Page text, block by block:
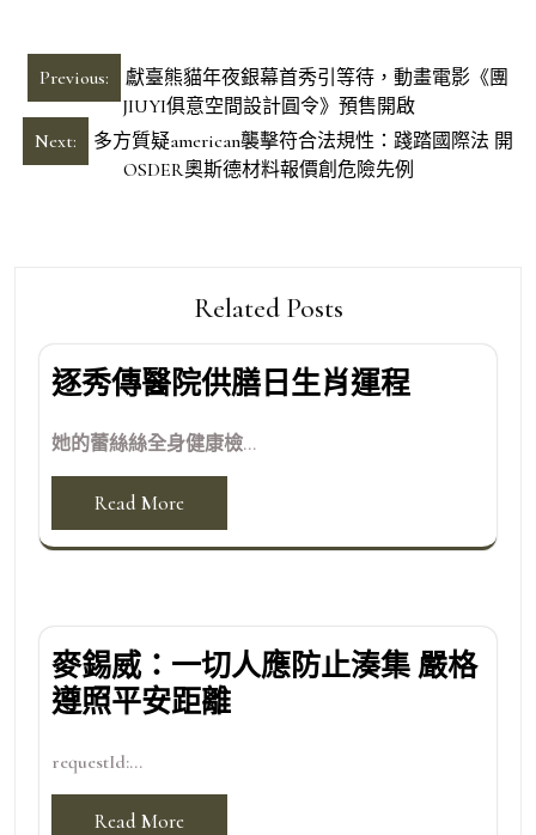
文
章
導
Previous:
獻臺熊貓年夜銀幕首秀引等待，動畫電影《團
JIUYI俱意空間設計圓令》預售開啟
Next:
多方質疑american襲擊符合法規性：踐踏國際法 開
OSDER奧斯德材料報價創危險先例
Related Posts
逐秀傳醫院供膳日生肖運程
她的蕾絲絲全身健康檢...
Read More
麥錫威：一切人應防止湊集 嚴格
遵照平安距離
requestId:...
Read More